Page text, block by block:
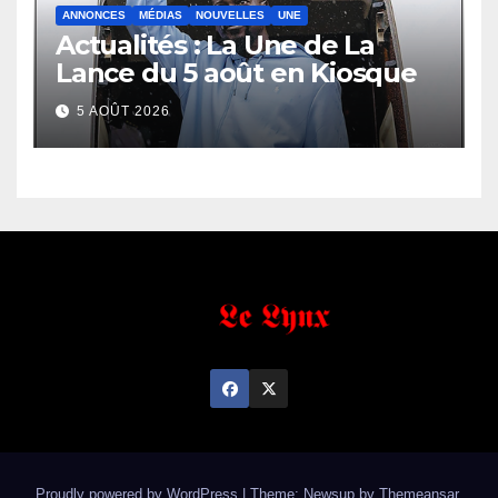
ANNONCES MÉDIAS NOUVELLES UNE
Actualités : La Une de La
Lance du 5 août en Kiosque
5 AOÛT 2026
Proudly powered by WordPress Theme: Newsup by Themeansar.